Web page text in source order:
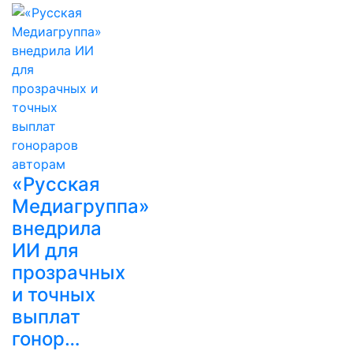
«Русская
Медиагруппа»
внедрила
ИИ для
прозрачных
и точных
выплат
гонор…